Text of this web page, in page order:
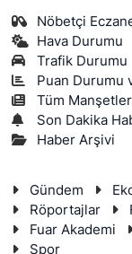
Nöbetçi
Hava Durumu
Trafik Durumu
Puan Durumu
Tüm Manşetler
Son Dakika
Haber Arşivi
Gündem
Röportajlar
Fuar Akademi
Spor